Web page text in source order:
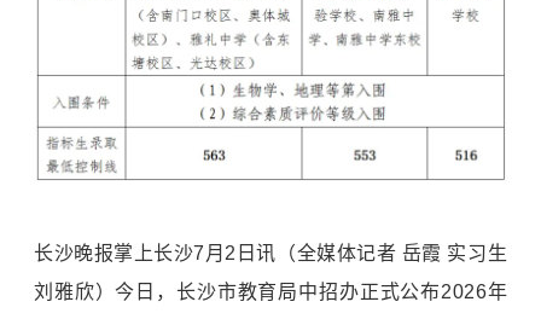
长沙晚报掌上长沙7月2日讯（全媒体记者 岳霞 实习生
刘雅欣）今日，长沙市教育局中招办正式公布2026年